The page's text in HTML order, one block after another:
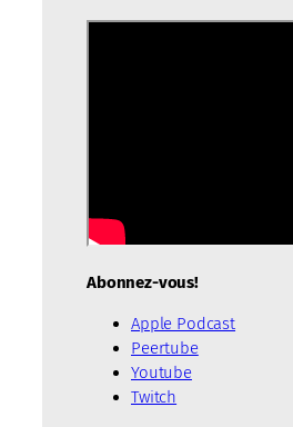
Abonnez-vous!
Apple Podcast
Peertube
Youtube
Twitch